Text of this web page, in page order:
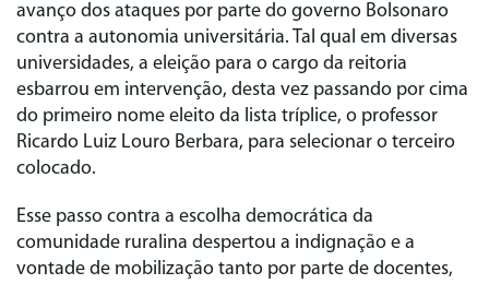
avanço dos ataques por parte do governo Bolsonaro
contra a autonomia universitária. Tal qual em diversas
universidades, a eleição para o cargo da reitoria
esbarrou em intervenção, desta vez passando por cima
do primeiro nome eleito da lista tríplice, o professor
Ricardo Luiz Louro Berbara, para selecionar o terceiro
colocado.
Esse passo contra a escolha democrática da
comunidade ruralina despertou a indignação e a
vontade de mobilização tanto por parte de docentes,